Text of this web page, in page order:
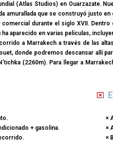
(Atlas Studios) en Ouarzazate.
amurallada que se construyó justo
durante el siglo XVII. Dentro
aparecido en varias películas,
a Marrakech a través de las
donde podremos descansar allí
(2260m). Para llegar a
+ gasolina.
×
×
×